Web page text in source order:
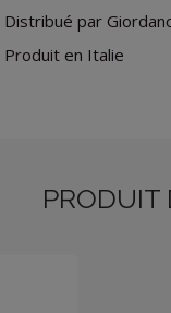
Distribué par
Produit en Italie
PRODUIT